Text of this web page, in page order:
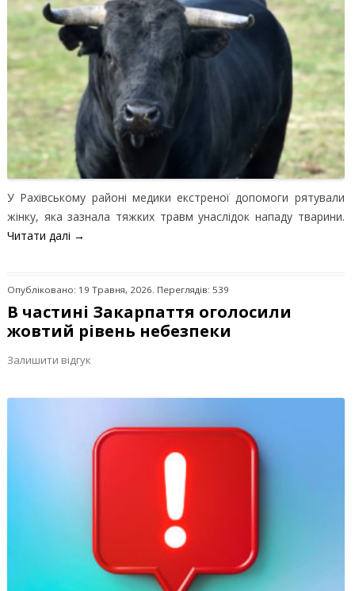
У Рахівському районі медики екстреної допомоги рятували
жінку, яка зазнала тяжких травм унаслідок нападу тварини.
Читати далі →
Опубліковано: 19 Травня, 2026. Переглядів: 539
В частині Закарпаття оголосили
жовтий рівень небезпеки
Залишити відгук